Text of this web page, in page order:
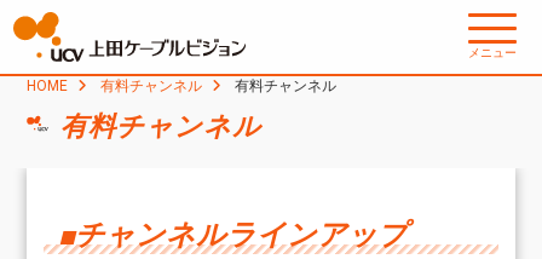
メニュー
HOME 有料チャンネル 有料チャンネル
有料チャンネル
■チャンネルラインアップ